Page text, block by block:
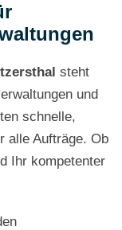
steht
und
schnelle,
alle Aufträge. Ob
Ihr kompetenter